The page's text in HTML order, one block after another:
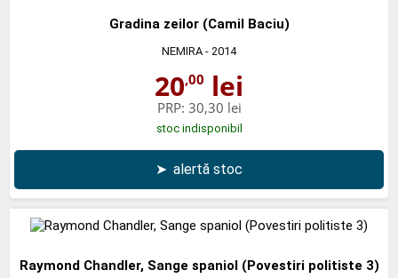
Gradina zeilor (Camil Baciu)
NEMIRA - 2014
20,00 lei
PRP: 30,30 lei
stoc indisponibil
➤ alertă stoc
Raymond Chandler, Sange spaniol (Povestiri politiste 3)